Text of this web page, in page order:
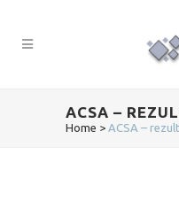
ACSA –
Home > ACSA –